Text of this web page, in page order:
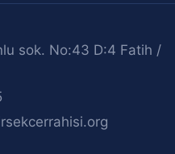
sok. No:43 D:4 Fatih /